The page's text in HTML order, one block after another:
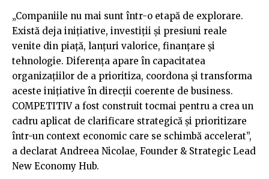
„Companiile nu mai sunt într-o etapă de explorare.
Există deja inițiative, investiții și presiuni reale
venite din piață, lanțuri valorice, finanțare și
tehnologie. Diferența apare în capacitatea
organizațiilor de a prioritiza, coordona și transforma
aceste inițiative în direcții coerente de business.
COMPETITIV a fost construit tocmai pentru a crea un
cadru aplicat de clarificare strategică și prioritizare
într-un context economic care se schimbă accelerat”,
a declarat Andreea Nicolae, Founder & Strategic Lead
New Economy Hub.